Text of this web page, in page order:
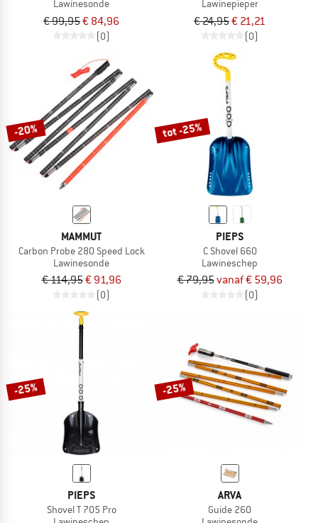
Lawinesonde
€ 99,95€ 84,96
(0)
Lawinepieper
€ 24,95€ 21,21
(0)
-20%
MAMMUT
Carbon Probe 280 Speed Lock
Lawinesonde
€ 114,95€ 91,96
(0)
tot -25%
PIEPS
C Shovel 660
Lawineschep
€ 79,95vanaf € 59,96
(0)
-25%
PIEPS
Shovel T 705 Pro
-25%
ARVA
Guide 260